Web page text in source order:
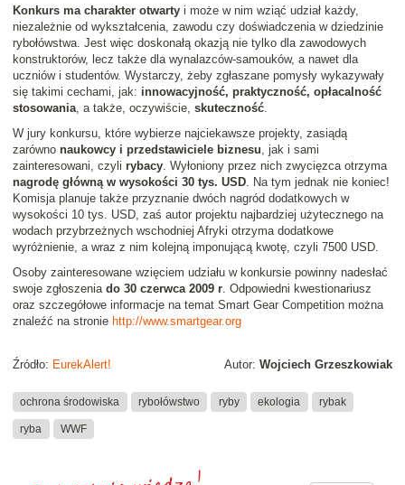
Konkurs ma charakter otwarty i może w nim wziąć udział każdy,
niezależnie od wykształcenia, zawodu czy doświadczenia w dziedzinie
rybołówstwa. Jest więc doskonałą okazją nie tylko dla zawodowych
konstruktorów, lecz także dla wynalazców-samouków, a nawet dla
uczniów i studentów. Wystarczy, żeby zgłaszane pomysły wykazywały
się takimi cechami, jak: innowacyjność, praktyczność, opłacalność
stosowania, a także, oczywiście, skuteczność.
W jury konkursu, które wybierze najciekawsze projekty, zasiądą
zarówno naukowcy i przedstawiciele biznesu, jak i sami
zainteresowani, czyli rybacy. Wyłoniony przez nich zwycięzca otrzyma
nagrodę główną w wysokości 30 tys. USD. Na tym jednak nie koniec!
Komisja planuje także przyznanie dwóch nagród dodatkowych w
wysokości 10 tys. USD, zaś autor projektu najbardziej użytecznego na
wodach przybrzeżnych wschodniej Afryki otrzyma dodatkowe
wyróżnienie, a wraz z nim kolejną imponującą kwotę, czyli 7500 USD.
Osoby zainteresowane wzięciem udziału w konkursie powinny nadesłać
swoje zgłoszenia do 30 czerwca 2009 r. Odpowiedni kwestionariusz
oraz szczegółowe informacje na temat Smart Gear Competition można
znaleźć na stronie http://www.smartgear.org
Autor: Wojciech Grzeszkowiak
Źródło: EurekAlert!
ochrona środowiska rybołówstwo ryby ekologia rybak
ryba WWF